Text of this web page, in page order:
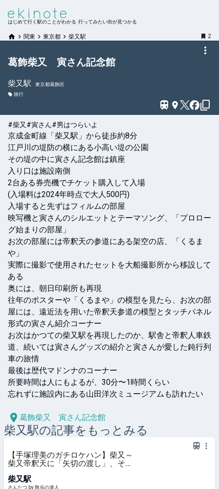
はじめて行く駅のことがわかる 行ってみたい街が見つかる
関東 東京都 柴又駅 2
葛飾柴又 寅さん記念館
柴又駅
東京都葛飾区
旅行
#柴又 #寅さん#男はつらいよ
京成金町線「柴又駅」から徒歩約8分
江戸川の堤防の横にある小高い堤の公園
その堤の中に寅さん記念館は鎮座
入り口は施設南側
2台ある券売機でチケット購入して入場
(入場料は2024年時点で大人500円)
入場すると先ずはフィルムの部屋
映写機と寅さんのシルエットとテーマソング、「プロロー
グ始まりの部屋」
お次の部屋には帝釈天の参道にある架空の店、「くるま
や」
実際に撮影で使用されたセットを大船撮影所から移設して
ある
奥には、朝日印刷所も再現
往年のポスターや「くるまや」の模型を見たら、お次の部
屋には、遠近法を用いた帝釈天参道の模型とタッチパネル
形式の寅さん紹介コーナー
お次はかつての柴又駅を再現したのか、駅舎と帝釈人車鉄
道、続いては寅さんグッズの紹介と寅さんが愛した鈍行列
車の旅情
最後は歴代マドンナのコーナー
所要時間は人にもよるが、30分〜1時間くらい
忘れずに施設内にある山田洋次ミュージアムも訪れたい
葛飾柴又 寅さん記念館
柴又駅の記事をもっとみる
【手塚理美のガチロケハン】柴又～
柴又帝釈天に「矢切の渡し」、そし
んたつ by 散歩の達人
柴又駅
さんたつ by 散歩の達人